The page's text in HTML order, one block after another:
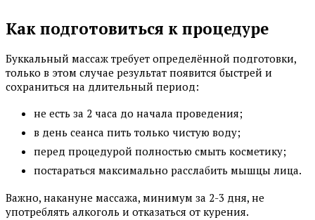
Как подготовиться к процедуре
Буккальный массаж требует определённой подготовки,
только в этом случае результат появится быстрей и
сохраниться на длительный период:
не есть за 2 часа до начала проведения;
в день сеанса пить только чистую воду;
перед процедурой полностью смыть косметику;
постараться максимально расслабить мышцы лица.
Важно, накануне массажа, минимум за 2-3 дня, не
употреблять алкоголь и отказаться от курения.